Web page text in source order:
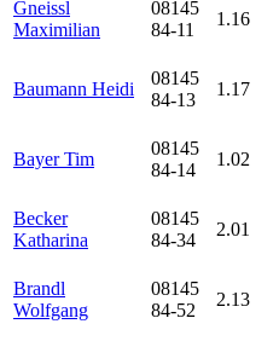
Gneissl
Maximilian
08145
84-11
1.16
Baumann Heidi
08145
84-13
1.17
Bayer Tim
08145
84-14
1.02
Becker
Katharina
08145
84-34
2.01
Brandl
Wolfgang
08145
84-52
2.13